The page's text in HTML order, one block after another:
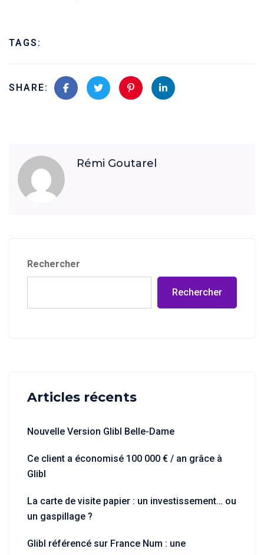
TAGS:
SHARE:
Rémi Goutarel
Rechercher
Rechercher
Articles récents
Nouvelle Version Glibl Belle-Dame
Ce client a économisé 100 000 € / an grâce à
Glibl
La carte de visite papier : un investissement… ou
un gaspillage ?
Glibl référencé sur France Num : une